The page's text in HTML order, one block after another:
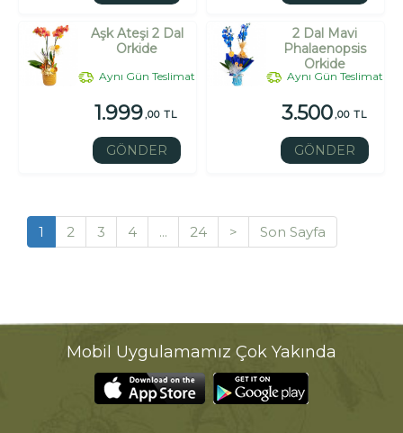
Aşk Ateşi 2 Dal
Orkide
Aynı Gün Teslimat
1.999,00 TL
GÖNDER
2 Dal Mavi
Phalaenopsis
Orkide
Aynı Gün Teslimat
3.500,00 TL
GÖNDER
1 2 3 4 ... 24 > Son Sayfa
Mobil Uygulamamız Çok Yakında